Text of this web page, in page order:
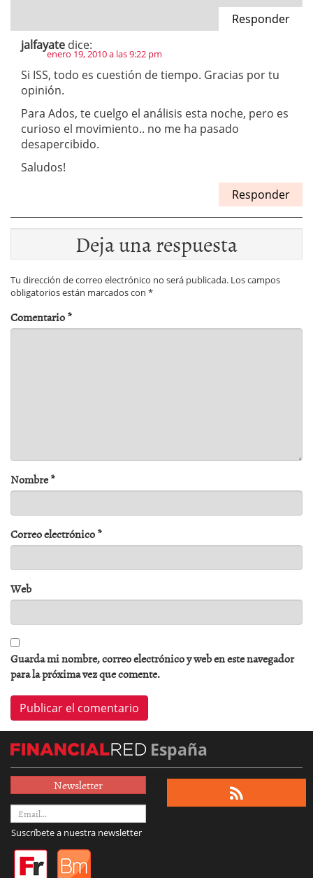
Responder
jalfayate dice:
enero 19, 2010 a las 9:22 pm
Si ISS, todo es cuestión de tiempo. Gracias por tu
opinión.
Para Ados, te cuelgo el análisis esta noche, pero es
curioso el movimiento.. no me ha pasado
desapercibido.
Saludos!
Responder
Deja una respuesta
Tu dirección de correo electrónico no será publicada. Los campos
obligatorios están marcados con *
Comentario*
Nombre*
Correo electrónico*
Web
Guarda mi nombre, correo electrónico y web en este navegador
para la próxima vez que comente.
España
Newsletter
Suscríbete a nuestra newsletter